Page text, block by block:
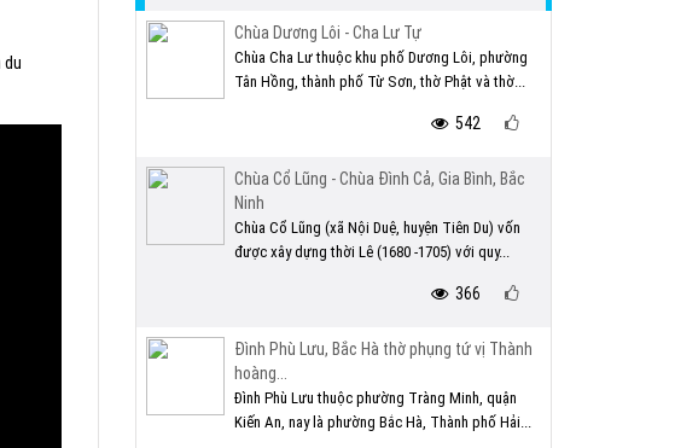
du
Chùa Dương Lôi - Cha Lư Tự
Chùa Cha Lư thuộc khu phố Dương Lôi, phường
Tân Hồng, thành phố Từ Sơn, thờ Phật và thờ...
542
Chùa Cổ Lũng - Chùa Đình Cả, Gia Bình, Bắc
Ninh
Chùa Cổ Lũng (xã Nội Duệ, huyện Tiên Du) vốn
được xây dựng thời Lê (1680 -1705) với quy...
366
Đình Phù Lưu, Bắc Hà thờ phụng tứ vị Thành
hoàng...
Đình Phù Lưu thuộc phường Tràng Minh, quận
Kiến An, nay là phường Bắc Hà, Thành phố Hải...